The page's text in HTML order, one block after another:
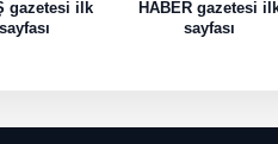
gazetesi ilk
sayfası
HABER gazetesi
sayfası